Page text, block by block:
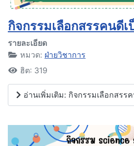
กิจกรรมเลือกสรรคนดี
รายละเอียด
หมวด: ฝ่ายวิชาการ
ฮิต: 319
อ่านเพิ่มเติม: กิจกรรมเลือกสรร